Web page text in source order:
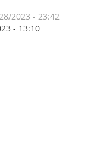
2023 - 23:42
- 13:10